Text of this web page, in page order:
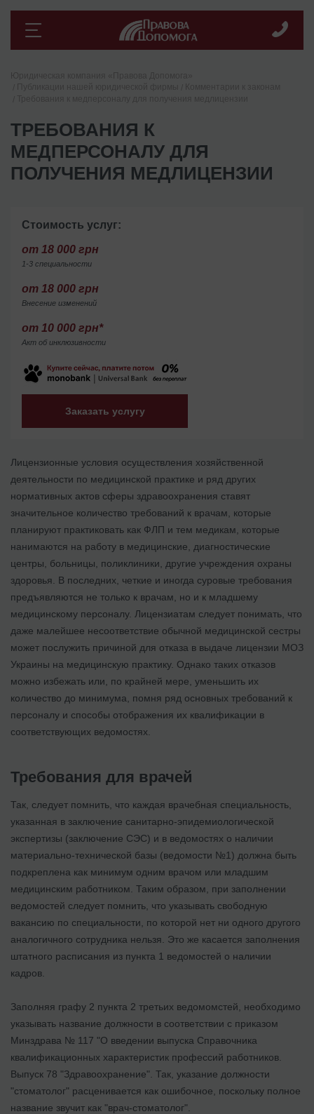
ТРЕБОВАНИЯ К
МЕДПЕРСОНАЛУ ДЛЯ
ПОЛУЧЕНИЯ МЕДЛИЦЕНЗИИ
Стоимость услуг:
от 18 000 грн
1-3 специальности
от 18 000 грн
Внесение изменений
от 10 000 грн*
Акт об инклюзивности
Заказать услугу
Лицензионные условия осуществления хозяйственной
деятельности по медицинской практике и ряд других
нормативных актов сферы здравоохранения ставят
значительное количество требований к врачам, которые
планируют практиковать как ФЛП и тем медикам, которые
нанимаются на работу в медицинские, диагностические
центры, больницы, поликлиники, другие учреждения охраны
здоровья. В последних, четкие и иногда суровые требования
предъявляются не только к врачам, но и к младшему
медицинскому персоналу. Лицензиатам следует понимать, что
даже малейшее несоответствие обычной медицинской сестры
может послужить причиной для отказа в выдаче лицензии МОЗ
Украины на медицинскую практику. Однако таких отказов
можно избежать или, по крайней мере, уменьшить их
количество до минимума, помня ряд основных требований к
персоналу и способы отображения их квалификации в
соответствующих ведомостях.
Требования для врачей
Так, следует помнить, что каждая врачебная специальность,
указанная в заключение санитарно-эпидемиологической
экспертизы (заключение СЭС) и в ведомостях о наличии
материально-технической базы (ведомости №1) должна быть
подкреплена как минимум одним врачом или младшим
медицинским работником. Таким образом, при заполнении
ведомостей следует помнить, что указывать свободную
вакансию по специальности, по которой нет ни одного другого
аналогичного сотрудника нельзя. Это же касается заполнения
штатного расписания из пункта 1 ведомостей о наличии
кадров.
Заполняя графу 2 пункта 2 третьих ведомомстей, необходимо
указывать название должности в соответствии с приказом
Минздрава № 117 "О введении выпуска Справочника
квалификационных характеристик профессий работников.
Выпуск 78 "Здравоохранение". Так, указание должности
"стоматолог" расценивается как ошибочное, поскольку полное
название звучит как "врач-стоматолог".